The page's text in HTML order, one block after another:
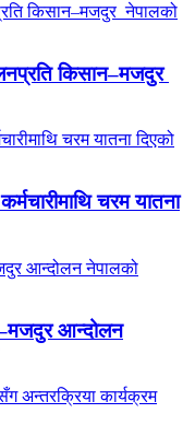
किसान–मजदुर
चरम यातना
आन्दोलन